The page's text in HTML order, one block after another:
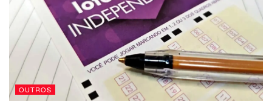
OUTROS